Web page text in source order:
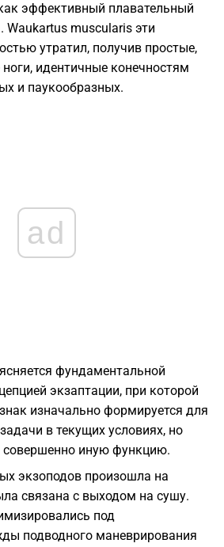
эффективный плавательный
Waukartus muscularis эти
утратил, получив простые,
идентичные конечностям
и паукообразных.
ad
фундаментальной
экзаптации, при которой
изначально формируется для
в текущих условиях, но
совершенно иную функцию.
экзоподов произошла на
связана с выходом на сушу.
под
подводного маневрирования